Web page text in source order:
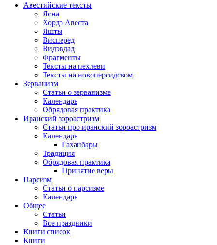
Авестийские тексты
Ясна
Хордэ Авеста
Яшты
Висперед
Видэвдад
Фрагменты
Тексты на пехлеви
Тексты на новоперсидском
Зерванизм
Статьи о зерванизме
Календарь
Обрядовая практика
Иранский зороастризм
Статьи про иранский зороастризм
Календарь
Гаханбары
Традиция
Обрядовая практика
Принятие веры
Парсизм
Статьи о парсизме
Календарь
Общее
Статьи
Все праздники
Книги список
Книги